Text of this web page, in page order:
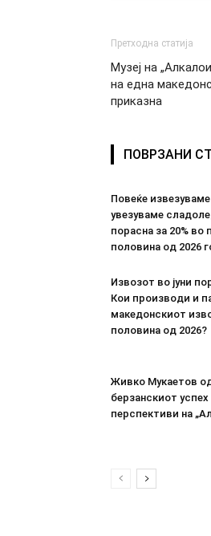
Претходна статија
Музеј на
на една
приказна
ПОВРЗАНИ
Повеќе
увезуваме
порасна за 20% во
половина од 2026
Извозот во јуни
Кои производи и
македонскиот
половина од 2026?
Живко Мукаетов
берзанскиот
перспективи на